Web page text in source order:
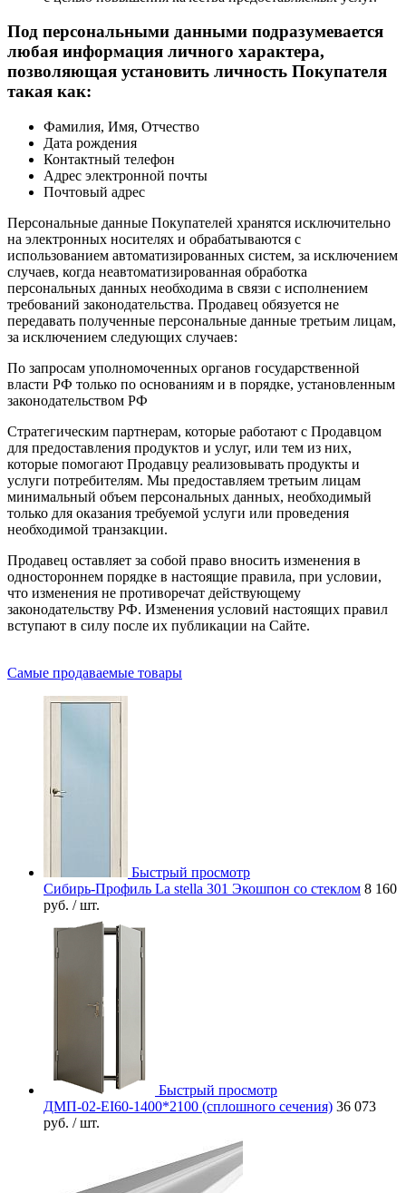
Под персональными данными подразумевается
любая информация личного характера,
позволяющая установить личность Покупателя
такая как:
Фамилия, Имя, Отчество
Дата рождения
Контактный телефон
Адрес электронной почты
Почтовый адрес
Персональные данные Покупателей хранятся исключительно
на электронных носителях и обрабатываются с
использованием автоматизированных систем, за исключением
случаев, когда неавтоматизированная обработка
персональных данных необходима в связи с исполнением
требований законодательства. Продавец обязуется не
передавать полученные персональные данные третьим лицам,
за исключением следующих случаев:
По запросам уполномоченных органов государственной
власти РФ только по основаниям и в порядке, установленным
законодательством РФ
Стратегическим партнерам, которые работают с Продавцом
для предоставления продуктов и услуг, или тем из них,
которые помогают Продавцу реализовывать продукты и
услуги потребителям. Мы предоставляем третьим лицам
минимальный объем персональных данных, необходимый
только для оказания требуемой услуги или проведения
необходимой транзакции.
Продавец оставляет за собой право вносить изменения в
одностороннем порядке в настоящие правила, при условии,
что изменения не противоречат действующему
законодательству РФ. Изменения условий настоящих правил
вступают в силу после их публикации на Сайте.
Самые продаваемые товары
Быстрый просмотр
Сибирь-Профиль La stella 301 Экошпон со стеклом 8 160
руб. / шт.
Быстрый просмотр
ДМП-02-EI60-1400*2100 (сплошного сечения) 36 073
руб. / шт.